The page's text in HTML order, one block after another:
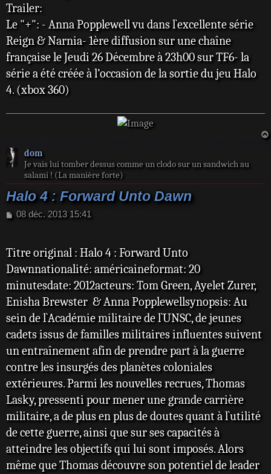
Trailer:
Le "+": - Anna Popplewell vu dans l`excellente série
Reign & Narnia- 1ère diffusion sur une chaîne
française le Jeudi 26 Décembre à 23h00 sur TF6- la
série a été créée à l’occasion de la sortie du jeu Halo
4. (xbox 360)
dom
Je vais lui tomber dessus comme un clodo sur un sandwich au
salami ! (La manière forte)
Halo 4 : Forward Unto Dawn
M
s
a
g
e
08 déc. 2013 15:41
Titre original : Halo 4 : Forward Unto
Dawnnationalité: américaineformat: 20
minutesdate: 2012acteurs: Tom Green, Ayelet Zurer,
Enisha Brewster & Anna Popplewellsynopsis: Au
sein de l`Académie militaire de l`UNSC, de jeunes
cadets issus de familles militaires influentes suivent
un entraînement afin de prendre part à la guerre
contre les insurgés des planètes coloniales
extérieures. Parmi les nouvelles recrues, Thomas
Lasky, pressenti pour mener une grande carrière
militaire, a de plus en plus de doutes quant à l`utilité
de cette guerre, ainsi que sur ses capacités à
atteindre les objectifs qui lui sont imposés. Alors
même que Thomas découvre son potentiel de leader